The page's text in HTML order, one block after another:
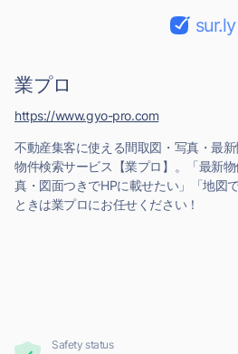
sur.ly
業プロ
不動産集客に使える間取図・写真・最
物件検索サービス【業プロ】。「最新
真・図面つきでHPに載せたい」「地図
ときは業プロにお任せください！
https://www.gyo-pro.com
Safety status